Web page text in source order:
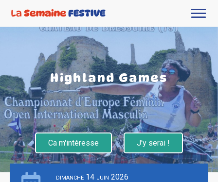
Highland Games
Ca m'intéresse J'y serai !
dimanche 14 juin 2026